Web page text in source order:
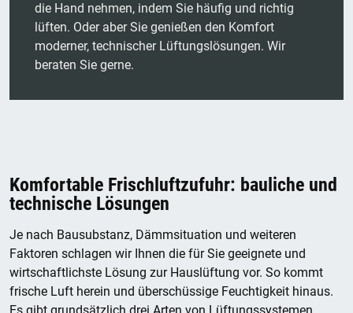
die Hand nehmen, indem Sie häufig und richtig
lüften. Oder aber Sie genießen den Komfort
moderner, technischer Lüftungslösungen. Wir
beraten Sie gerne.
Komfortable Frischluftzufuhr: bauliche und
technische Lösungen
Je nach Bausubstanz, Dämmsituation und weiteren
Faktoren schlagen wir Ihnen die für Sie geeignete und
wirtschaftlichste Lösung zur Hauslüftung vor. So kommt
frische Luft herein und überschüssige Feuchtigkeit hinaus.